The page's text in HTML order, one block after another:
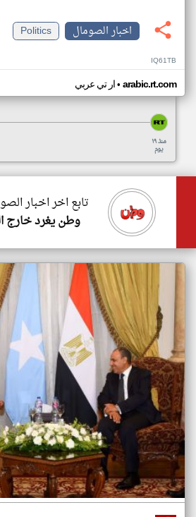
اخبار الصومال
Politics
IQ61TB
ار تي عربي• arabic.rt.com
منذ ١٩
يوم
تابع اخر اخبار
وطن يغرد خارج